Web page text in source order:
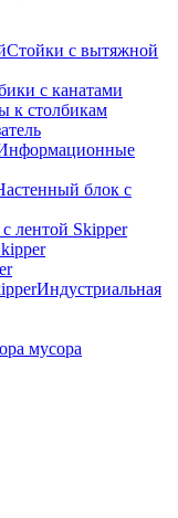
Стойки с вытяжной
с канатами
к столбикам
блок с
лентой Skipper
Индустриальная
мусора